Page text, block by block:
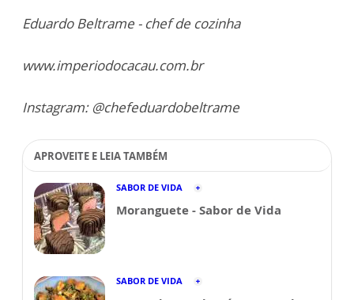
Eduardo Beltrame - chef de cozinha
www.imperiodocacau.com.br
Instagram: @chefeduardobeltrame
APROVEITE E LEIA TAMBÉM
SABOR DE VIDA
Moranguete - Sabor de Vida
SABOR DE VIDA